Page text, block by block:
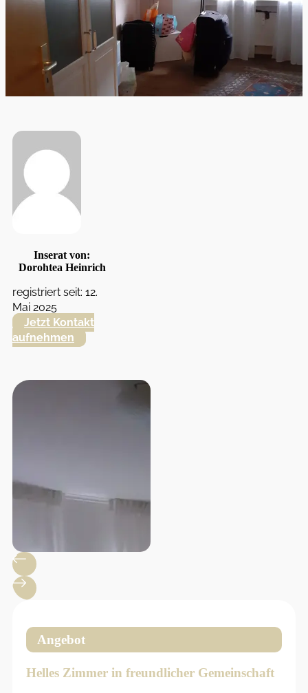
Inserat von:
Dorohtea Heinrich
registriert seit: 12.
Mai 2025
Jetzt Kontakt
aufnehmen
Angebot
Helles Zimmer in freundlicher Gemeinschaft